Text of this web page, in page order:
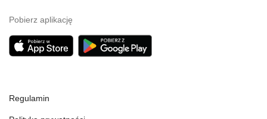
Pobierz aplikację
Regulamin